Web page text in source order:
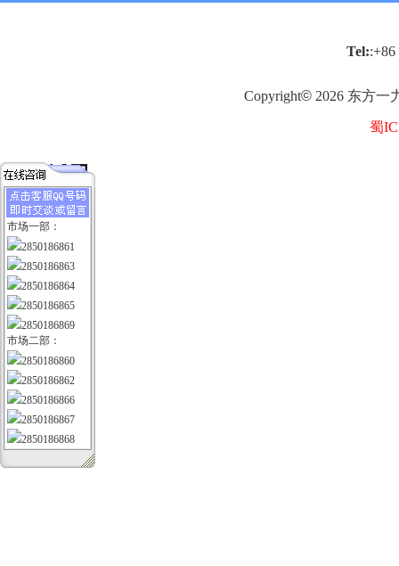
Tel::+86
Copyright© 2026 东方一
蜀
市场一部：
2850186861
2850186863
2850186864
2850186865
2850186869
市场二部：
2850186860
2850186862
2850186866
2850186867
2850186868